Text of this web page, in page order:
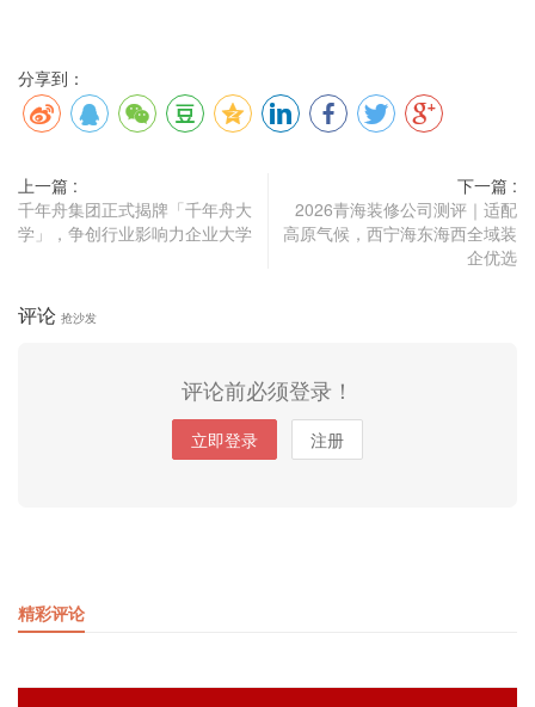
分享到：
上一篇 :
千年舟集团正式揭牌「千年舟大
学」，争创行业影响力企业大学
下一篇 :
2026青海装修公司测评｜适配
高原气候，西宁海东海西全域装
企优选
评论 抢沙发
评论前必须登录！
立即登录 注册
精彩评论